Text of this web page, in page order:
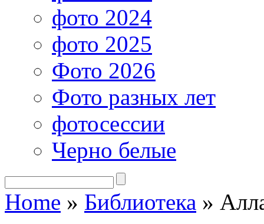
фото 2024
фото 2025
Фото 2026
Фото разных лет
фотосессии
Черно белые
Home » Библиотека »